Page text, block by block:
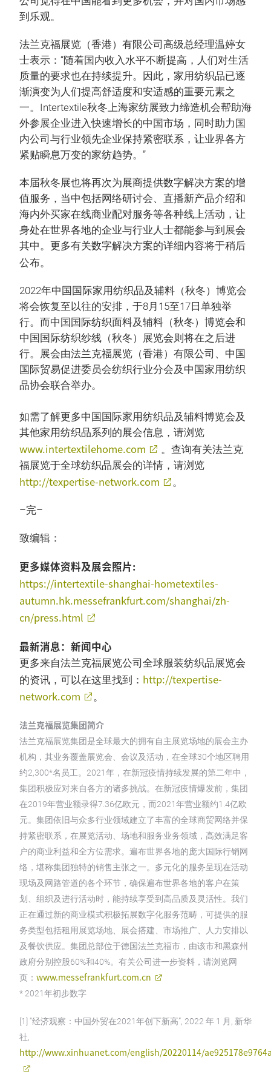
到乐观。
法兰克福展览（香港）有限公司高级总经理温婷女
士表示：“随着国内收入水平不断提高，人们对生活
质量的要求也在持续提升。因此，家用纺织品已逐
渐演变为人们提高舒适度和安适感的重要元素之
一。Intertextile秋冬上海家纺展致力缔造机会帮助海
外参展企业进入快速增长的中国市场，同时助力国
内公司与行业领先企业保持紧密联系，让业界各方
紧贴瞬息万变的家纺趋势。”
本届秋冬展也将再次为展商提供数字解决方案的增
值服务，当中包括网络研讨会、直播新产品介绍和
海内外买家在线商业配对服务等各种线上活动，让
身处在世界各地的企业与行业人士都能参与到展会
其中。更多有关数字解决方案的详细内容将于稍后
公布。
2022年中国国际家用纺织品及辅料（秋冬）博览会
将会恢复至以往的安排，于8月15至17日单独举
行。而中国国际纺织面料及辅料（秋冬）博览会和
中国国际纺织纱线（秋冬）展览会则将在之后进
行。展会由法兰克福展览（香港）有限公司、中国
国际贸易促进委员会纺织行业分会及中国家用纺织
品协会联合举办。
如需了解更多中国国际家用纺织品及辅料博览会及
其他家用纺织品系列的展会信息，请浏览
www.intertextilehome.com
。查询有关法兰克
福展览于全球纺织品展会的详情，请浏览
http://texpertise-network.com 。
–完–
致编辑：
更多媒体资料及展会照片:
https://intertextile-shanghai-hometextiles-
autumn.hk.messefrankfurt.com/shanghai/zh-
cn/press.html
最新消息：新闻中心
更多来自法兰克福展览公司全球服装纺织品展览会
的资讯，可以在这里找到： http://texpertise-
network.com
。
法兰克福展览集团简介
法兰克福展览集团是全球最大的拥有自主展览场地的展会主办
机构，其业务覆盖展览会、会议及活动，在全球30个地区聘用
约2,300*名员工。2021年，在新冠疫情持续发展的第二年中，
集团积极应对来自各方的诸多挑战。在新冠疫情爆发前，集团
在2019年营业额录得7.36亿欧元，而2021年营业额约1.4亿欧
元。集团依旧与众多行业领域建立了丰富的全球商贸网络并保
持紧密联系，在展览活动、场地和服务业务领域，高效满足客
户的商业利益和全方位需求。遍布世界各地的庞大国际行销网
络，堪称集团独特的销售主张之一。多元化的服务呈现在活动
现场及网路管道的各个环节，确保遍布世界各地的客户在策
划、组织及进行活动时，能持续享受到高品质及灵活性。我们
正在通过新的商业模式积极拓展数字化服务范畴，可提供的服
务类型包括租用展览场地、展会搭建、市场推广、人力安排以
及餐饮供应。集团总部位于德国法兰克福市，由该市和黑森州
政府分别控股60%和40%。有关公司进一步资料，请浏览网
页： www.messefrankfurt.com.cn
* 2021年初步数字
[1] “经济观察：中国外贸在2021年创下新高”, 2022 年 1 月, 新华
社,
http://www.xinhuanet.com/english/20220114/